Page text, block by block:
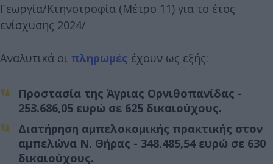
Γεωργία/Κτηνοτροφία (Μέτρο 11) για το έτος
ενίσχυσης 2024/
Αναλυτικά οι πληρωμές έχουν ως εξής:
Προστασία της Άγριας Ορνιθοπανίδας -
253.686,05 ευρώ σε 625 δικαιούχους.
Διατήρηση αμπελοκομικής πρακτικής στον
αμπελώνα Ν. Θήρας - 348.485,54 ευρώ σε 630
δικαιούχους.